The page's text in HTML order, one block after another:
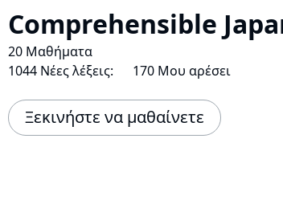
Comprehensible
20 Μαθήματα
1044 Νέες λέξεις:
170 Μου αρέσει
Ξεκινήστε να μαθαίνετε